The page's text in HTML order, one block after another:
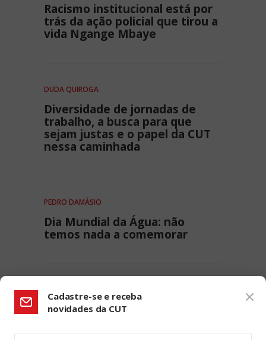
Racismo institucional está por
trás da ação policial que tirou a
vida Ngange Mbaye
DUDA QUIROGA
Diversidade de jornadas de
trabalho, a busca para que
sejam justas e o papel da CUT
nessa caminhada
PEDRO DAMÁSIO
Dia Mundial da Água: não
temos nada a comemorar
Cadastre-se e receba
novidades da CUT